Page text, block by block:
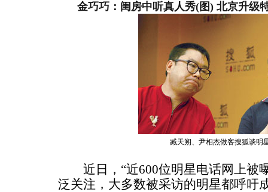
金巧巧：闺房中听真人秀(图) 北京升级
臧天朔、尹相杰做客搜狐谈明
近日，“近600位明星电话网上被
泛关注，大多数被采访的明星都呼吁